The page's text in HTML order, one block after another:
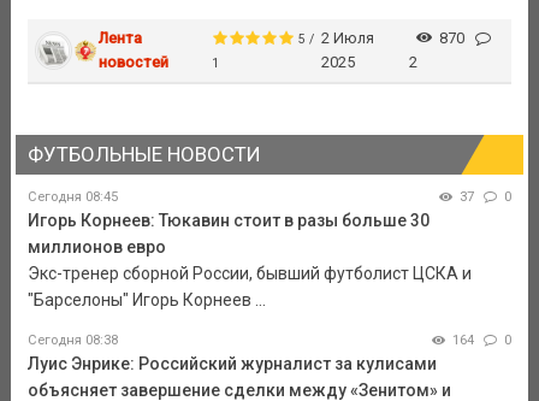
Лента
новостей
5 /
1
2 Июля
2025
870
2
ФУТБОЛЬНЫЕ НОВОСТИ
Сегодня 08:45 37 0
Игорь Корнеев: Тюкавин стоит в разы больше 30
миллионов евро
Экс-тренер сборной России, бывший футболист ЦСКА и
"Барселоны" Игорь Корнеев ...
Сегодня 08:38 164 0
Луис Энрике: Российский журналист за кулисами
объясняет завершение сделки между «Зенитом» и